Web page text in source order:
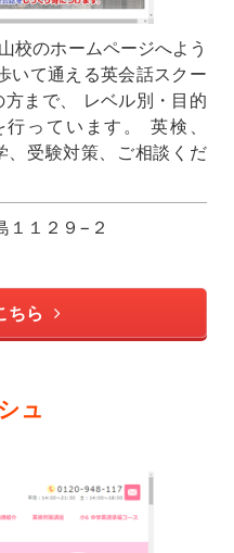
校のホームページへよう
いて通える英会話スクー
まで、 レベル別・目的
っています。 英検、
、受験対策、ご相談くだ
１１２９−２
ちら
ュ